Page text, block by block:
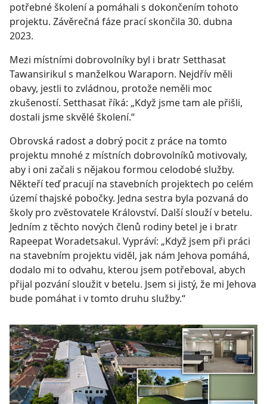
potřebné školení a pomáhali s dokončením tohoto
projektu. Závěrečná fáze prací skončila 30. dubna
2023.
Mezi místními dobrovolníky byl i bratr Setthasat
Tawansirikul s manželkou Waraporn. Nejdřív měli
obavy, jestli to zvládnou, protože neměli moc
zkušeností. Setthasat říká: „Když jsme tam ale přišli,
dostali jsme skvělé školení.“
Obrovská radost a dobrý pocit z práce na tomto
projektu mnohé z místních dobrovolníků motivovaly,
aby i oni začali s nějakou formou celodobé služby.
Někteří teď pracují na stavebních projektech po celém
území thajské pobočky. Jedna sestra byla pozvaná do
školy pro zvěstovatele Království. Další slouží v betelu.
Jedním z těchto nových členů rodiny betel je i bratr
Rapeepat Woradetsakul. Vypráví: „Když jsem při práci
na stavebním projektu viděl, jak nám Jehova pomáhá,
dodalo mi to odvahu, kterou jsem potřeboval, abych
přijal pozvání sloužit v betelu. Jsem si jistý, že mi Jehova
bude pomáhat i v tomto druhu služby.“